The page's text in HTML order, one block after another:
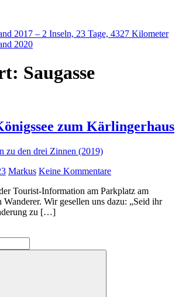
2017 – 2 Inseln, 23 Tage, 4327 Kilometer
2020
Saugasse
zum Kärlingerhaus
zu den drei Zinnen (2019)
Markus Keine Kommentare
Tourist-Information am Parkplatz am
Wanderer. Wir gesellen uns dazu: „Seid ihr
zu […]